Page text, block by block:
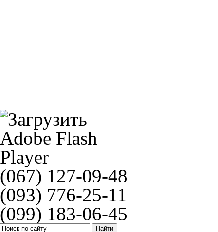
(067) 127-09-48
(093) 776-25-11
(099) 183-06-45